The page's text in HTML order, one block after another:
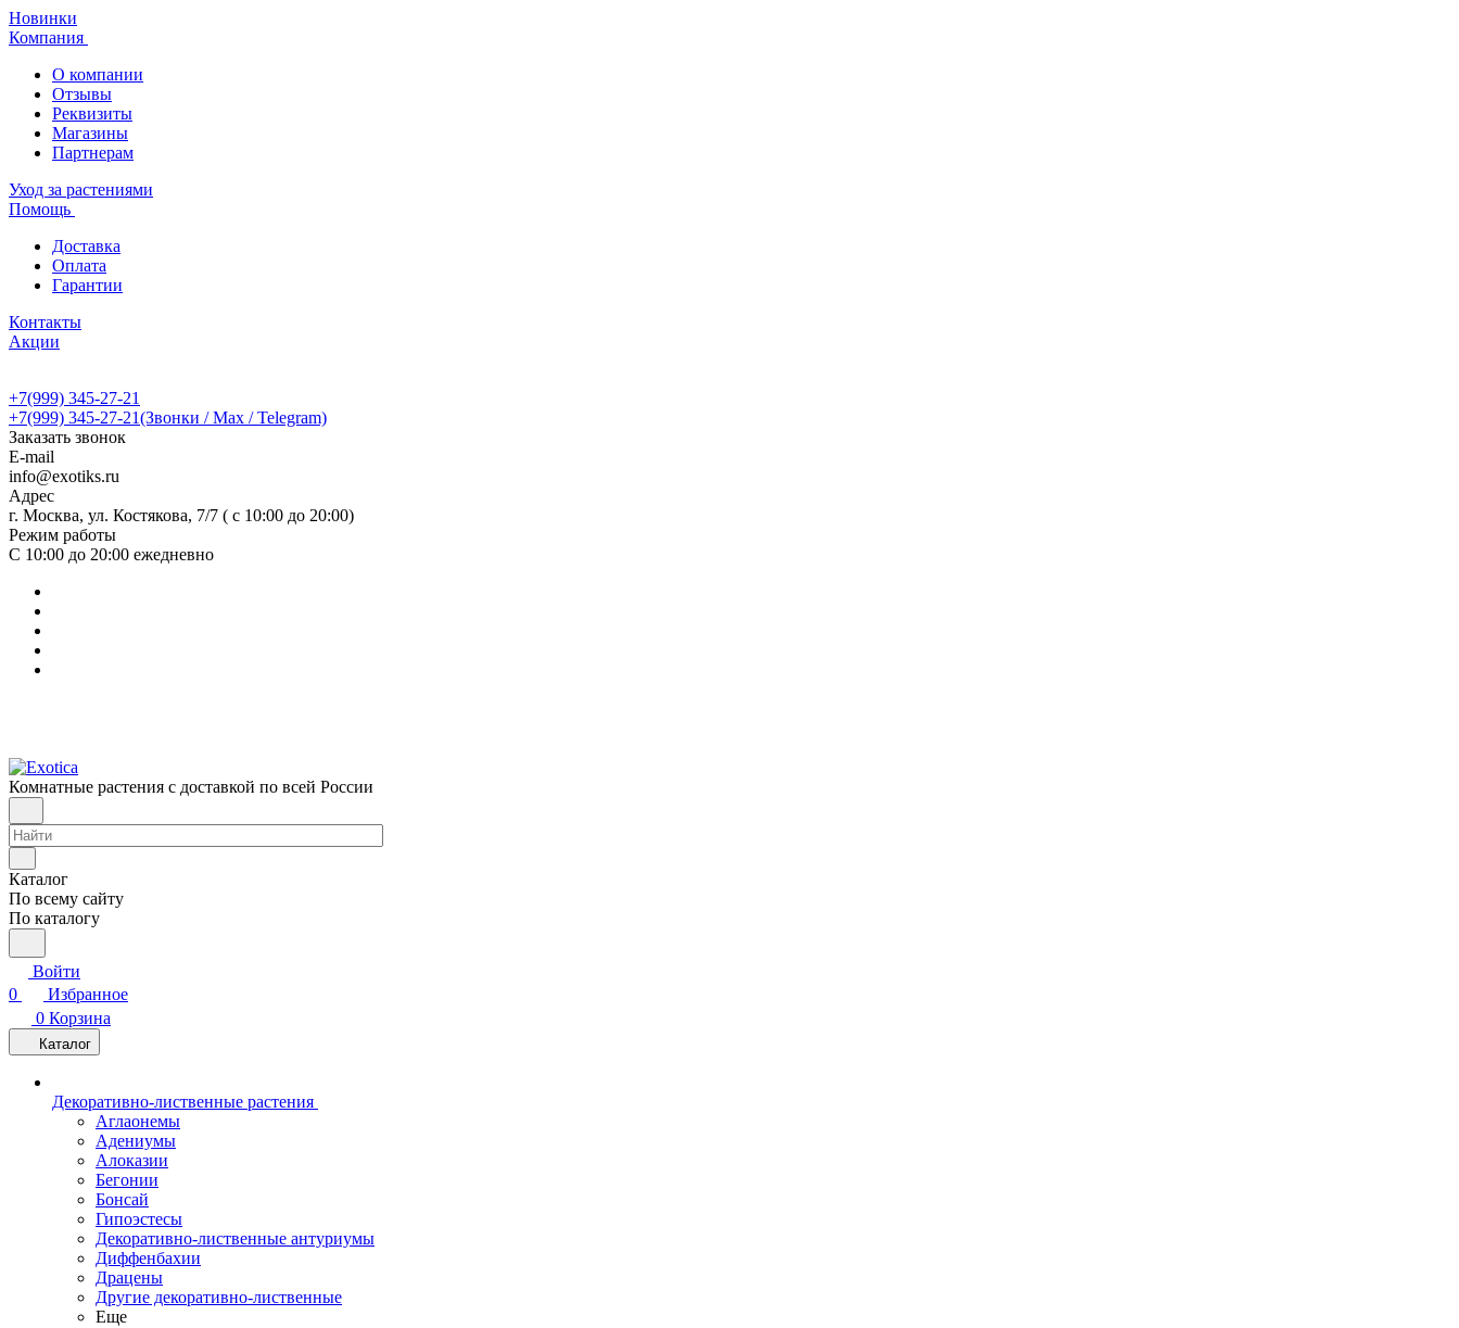
Новинки
Компания
О компании
Отзывы
Реквизиты
Магазины
Партнерам
Уход за растениями
Помощь
Доставка
Оплата
Гарантии
Контакты
Акции
+7(999) 345-27-21
+7(999) 345-27-21(Звонки / Max / Telegram)
Заказать звонок
E-mail
info@exotiks.ru
Адрес
г. Москва, ул. Костякова, 7/7 ( с 10:00 до 20:00)
Режим работы
С 10:00 до 20:00 ежедневно
Комнатные растения с доставкой по всей России
Каталог
По всему сайту
По каталогу
Войти
0
Избранное
0 Корзина
Каталог
Декоративно-лиственные растения
Аглаонемы
Адениумы
Алоказии
Бегонии
Бонсай
Гипоэстесы
Декоративно-лиственные антуриумы
Диффенбахии
Драцены
Другие декоративно-лиственные
Еще